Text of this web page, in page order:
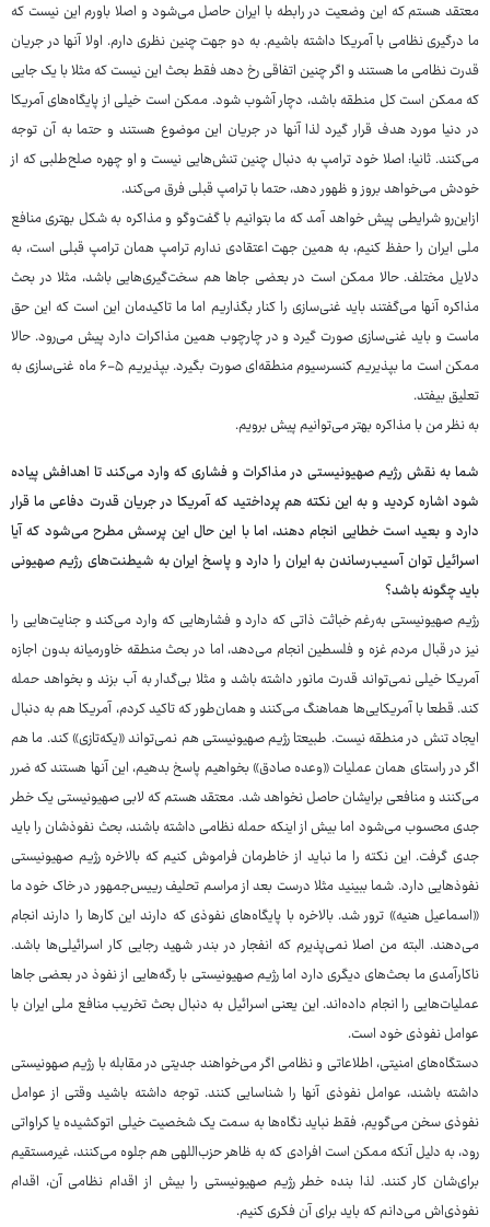
معتقد هستم که این وضعیت در رابطه با ایران حاصل می‌شود و اصلا باورم این نیست که
ما درگیری نظامی با آمریکا داشته باشیم. به دو جهت چنین نظری دارم. اولا آنها در جریان
قدرت نظامی ما هستند و اگر چنین اتفاقی رخ دهد فقط بحث این نیست که مثلا با یک جایی
که ممکن است کل منطقه باشد، دچار آشوب شود. ممکن است خیلی از پایگاه‌های آمریکا
در دنیا مورد هدف قرار گیرد لذا آنها در جریان این موضوع هستند و حتما به آن توجه
می‌کنند. ثانیا: اصلا خود ترامپ به دنبال چنین تنش‌هایی نیست و او چهره صلح‌طلبی که از
خودش می‌خواهد بروز و ظهور دهد، حتما با ترامپ قبلی فرق می‌کند.
ازاین‌رو شرایطی پیش خواهد آمد که ما بتوانیم با گفت‌وگو و مذاکره به شکل بهتری منافع
ملی ایران را حفظ کنیم، به همین جهت اعتقادی ندارم ترامپ همان ترامپ قبلی است، به
دلایل مختلف. حالا ممکن است در بعضی جاها هم سخت‌گیری‌هایی باشد، مثلا در بحث
مذاکره آنها می‌گفتند باید غنی‌سازی را کنار بگذاریم اما ما تاکیدمان این است که این حق
ماست و باید غنی‌سازی صورت گیرد و در چارچوب همین مذاکرات دارد پیش می‌رود. حالا
ممکن است ما بپذیریم کنسرسیوم منطقه‌ای صورت بگیرد. بپذیریم ۵-۶ ماه غنی‌سازی به
تعلیق بیفتد.
به نظر من با مذاکره بهتر می‌توانیم پیش برویم.
شما به نقش رژیم صهیونیستی در مذاکرات و فشاری که وارد می‌کند تا اهدافش پیاده
شود اشاره کردید و به این نکته هم پرداختید که آمریکا در جریان قدرت دفاعی ما قرار
دارد و بعید است خطایی انجام دهند، اما با این حال این پرسش مطرح می‌شود که آیا
اسرائیل توان آسیب‌رساندن به ایران را دارد و پاسخ ایران به شیطنت‌های رژیم صهیونی
باید چگونه باشد؟
رژیم صهیونیستی به‌رغم خباثت ذاتی که دارد و فشارهایی که وارد می‌کند و جنایت‌هایی را
نیز در قبال مردم غزه و فلسطین انجام می‌دهد، اما در بحث منطقه خاورمیانه بدون اجازه
آمریکا خیلی نمی‌تواند قدرت مانور داشته باشد و مثلا بی‌گدار به آب بزند و بخواهد حمله
کند. قطعا با آمریکایی‌ها هماهنگ می‌کنند و همان‌طور که تاکید کردم، آمریکا هم به دنبال
ایجاد تنش در منطقه نیست. طبیعتا رژیم صهیونیستی هم نمی‌تواند «یکه‌تازی» کند. ما هم
اگر در راستای همان عملیات «وعده صادق» بخواهیم پاسخ بدهیم، این آنها هستند که ضرر
می‌کنند و منافعی برایشان حاصل نخواهد شد. معتقد هستم که لابی صهیونیستی یک خطر
جدی محسوب می‌شود اما بیش از اینکه حمله نظامی داشته باشند، بحث نفوذشان را باید
جدی گرفت. این نکته را ما نباید از خاطرمان فراموش کنیم که بالاخره رژیم صهیونیستی
نفوذهایی دارد. شما ببینید مثلا درست بعد از مراسم تحلیف رییس‌جمهور در خاک خود ما
«اسماعیل هنیه» ترور شد. بالاخره با پایگاه‌های نفوذی که دارند این کارها را دارند انجام
می‌دهند. البته من اصلا نمی‌پذیرم که انفجار در بندر شهید رجایی کار اسرائیلی‌ها باشد.
ناکارآمدی ما بحث‌های دیگری دارد اما رژیم صهیونیستی با رگه‌هایی از نفوذ در بعضی جاها
عملیات‌هایی را انجام داده‌اند. این یعنی اسرائیل به دنبال بحث تخریب منافع ملی ایران با
عوامل نفوذی خود است.
دستگاه‌های امنیتی، اطلاعاتی و نظامی اگر می‌خواهند جدیتی در مقابله با رژیم صهونیستی
داشته باشند، عوامل نفوذی آنها را شناسایی کنند. توجه داشته باشید وقتی از عوامل
نفوذی سخن می‌گویم، فقط نباید نگاه‌ها به سمت یک شخصیت خیلی اتوکشیده یا کراواتی
رود، به دلیل آنکه ممکن است افرادی که به ظاهر حزب‌اللهی هم جلوه می‌کنند، غیرمستقیم
برای‌شان کار کنند. لذا بنده خطر رژیم صهیونیستی را بیش از اقدام نظامی آن، اقدام
نفوذی‌اش می‌دانم که باید برای آن فکری کنیم.